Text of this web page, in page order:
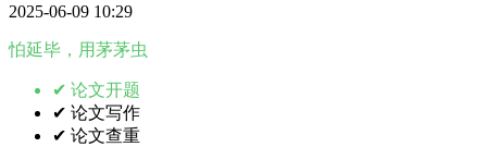
2025-06-09 10:29
怕延毕，用茅茅虫
✔ 论文开题
✔ 论文写作
✔ 论文查重